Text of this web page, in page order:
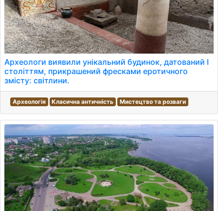
Археологи виявили унікальний будинок, датований I
століттям, прикрашений фресками еротичного
змісту: світлини.
Археологія Класична античність Мистецтво та розваги